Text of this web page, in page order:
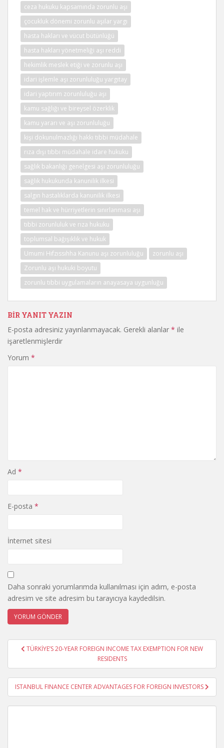
ceza hukuku kapsamında zorunlu aşı
çocukluk dönemi zorunlu aşılar yargı
hasta hakları ve vücut bütünlüğü
hasta hakları yönetmeliği aşı reddi
hekimlik meslek etiği ve zorunlu aşı
idari işlemle aşı zorunluluğu yargıtay
idari yaptırım zorunluluğu aşı
kamu sağlığı ve bireysel özerklik
kamu yararı ve aşı zorunluluğu
kişi dokunulmazlığı hakkı tıbbi müdahale
rıza dışı tıbbi müdahale idare hukuku
sağlık bakanlığı genelgesi aşı zorunluluğu
sağlık hukukunda kanunilik ilkesi
salgın hastalıklarda kanunilik ilkesi
temel hak ve hürriyetlerin sınırlanması aşı
tıbbi zorunluluk ve rıza hukuku
toplumsal bağışıklık ve hukuk
Umumi Hıfzıssıhha Kanunu aşı zorunluluğu
zorunlu aşı
Zorunlu aşı hukuki boyutu
zorunlu tıbbi uygulamaların anayasaya uygunluğu
BIR YANIT YAZIN
E-posta adresiniz yayınlanmayacak. Gerekli alanlar * ile
işaretlenmişlerdir
Yorum *
Ad *
E-posta *
İnternet sitesi
Daha sonraki yorumlarımda kullanılması için adım, e-posta
adresim ve site adresim bu tarayıcıya kaydedilsin.
YazıTÜRKİYE’S 20-YEAR FOREIGN INCOME TAX EXEMPTION FOR NEW
RESIDENTS
ISTANBUL FINANCE CENTER ADVANTAGES FOR FOREIGN INVESTORS